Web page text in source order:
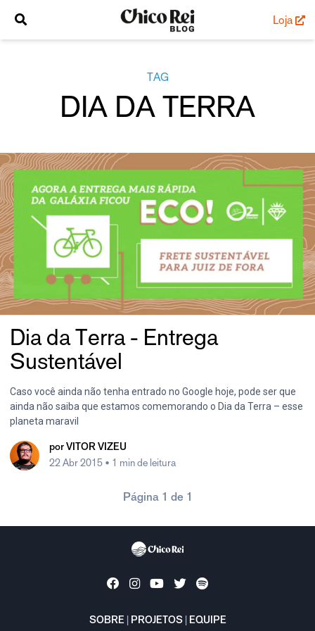
Loja
TAG
DIA DA TERRA
Dia da Terra - Entrega
Sustentável
Caso você ainda não tenha entrado no Google hoje, pode ser que
ainda não saiba que estamos comemorando o Dia da Terra – esse
planeta maravil
por VITOR VIZEU
22 Abr 2015 • 1 min de leitura
Página 1 de 1
SOBRE PROJETOS EQUIPE